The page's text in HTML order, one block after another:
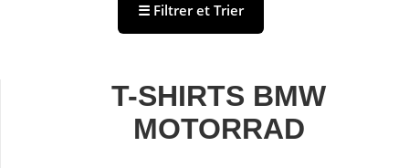
☰ Filtrer et Trier
T-SHIRTS BMW
MOTORRAD